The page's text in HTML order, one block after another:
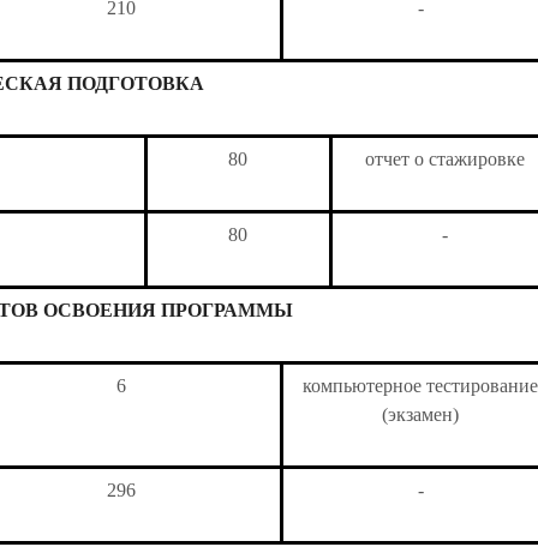
210 -
ПОДГОТОВКА
80 отчет о стажировке
80 -
ОСВОЕНИЯ ПРОГРАММЫ
6
компьютерное тестирование
(экзамен)
296 -